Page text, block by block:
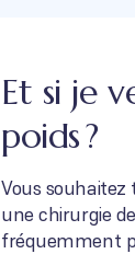
Et si je
poids ?
Vous souhaitez
une chirurgie
fréquemment